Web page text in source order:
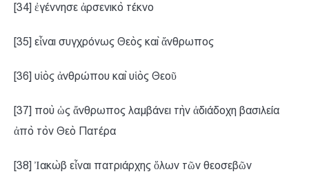
[34] ἐγέννησε ἀρσενικὸ τέκνο
[35] εἶναι συγχρόνως Θεὸς καὶ ἄνθρωπος
[36] υἱὸς ἀνθρώπου καὶ υἱὸς Θεοῦ
[37] ποὺ ὡς ἄνθρωπος λαμβάνει τὴν ἀδιάδοχη βασιλεία
ἀπὸ τὸν Θεὸ Πατέρα
[38] Ἰακὼβ εἶναι πατριάρχης ὅλων τῶν θεοσεβῶν